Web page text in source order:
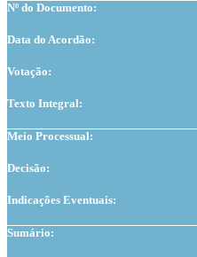
Nº do Documento:
Data do Acordão:
Votação:
Texto Integral:
Meio Processual:
Decisão:
Indicações Eventuais:
Sumário: